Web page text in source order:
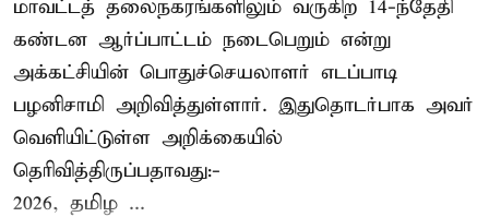
மாவட்டத் தலைநகரங்களிலும் வருகிற 14-ந்தேதி
கண்டன ஆர்ப்பாட்டம் நடைபெறும் என்று
அக்கட்சியின் பொதுச்செயலாளர் எடப்பாடி
பழனிசாமி அறிவித்துள்ளார். இதுதொடர்பாக அவர்
வெளியிட்டுள்ள அறிக்கையில்
தெரிவித்திருப்பதாவது:-
2026, தமிழ ...